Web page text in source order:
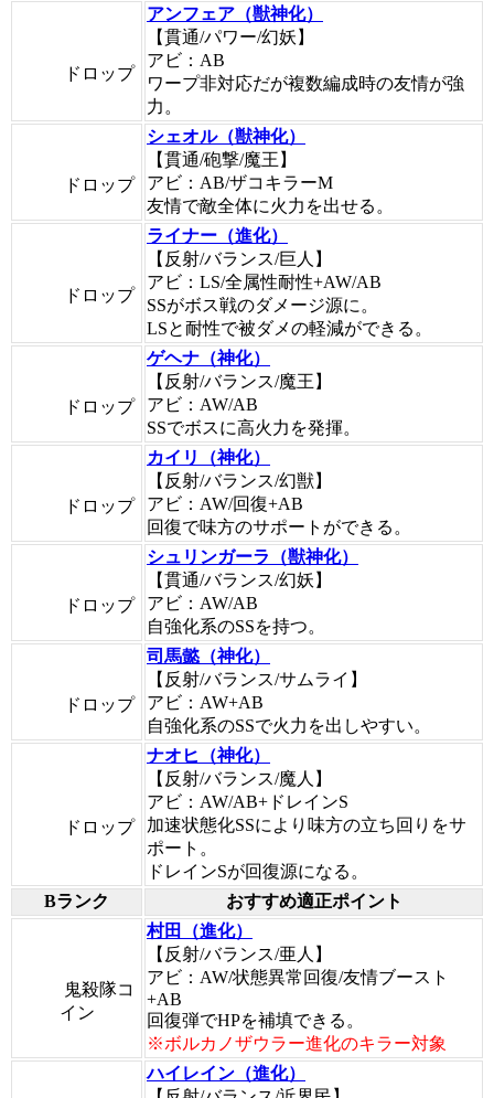
ドロップ
アンフェア（獣神化）
【貫通/パワー/幻妖】
アビ：AB
ワープ非対応だが複数編成時の友情が強
力。
ドロップ
シェオル（獣神化）
【貫通/砲撃/魔王】
アビ：AB/ザコキラーM
友情で敵全体に火力を出せる。
ドロップ
ライナー（進化）
【反射/バランス/巨人】
アビ：LS/全属性耐性+AW/AB
SSがボス戦のダメージ源に。
LSと耐性で被ダメの軽減ができる。
ドロップ
ゲヘナ（神化）
【反射/バランス/魔王】
アビ：AW/AB
SSでボスに高火力を発揮。
ドロップ
カイリ（神化）
【反射/バランス/幻獣】
アビ：AW/回復+AB
回復で味方のサポートができる。
ドロップ
シュリンガーラ（獣神化）
【貫通/バランス/幻妖】
アビ：AW/AB
自強化系のSSを持つ。
ドロップ
司馬懿（神化）
【反射/バランス/サムライ】
アビ：AW+AB
自強化系のSSで火力を出しやすい。
ドロップ
ナオヒ（神化）
【反射/バランス/魔人】
アビ：AW/AB+ドレインS
加速状態化SSにより味方の立ち回りをサ
ポート。
ドレインSが回復源になる。
Bランク
おすすめ適正ポイント
鬼殺隊コ
イン
村田（進化）
【反射/バランス/亜人】
アビ：AW/状態異常回復/友情ブースト
+AB
回復弾でHPを補填できる。
※ボルカノザウラー進化のキラー対象
ハイレイン（進化）